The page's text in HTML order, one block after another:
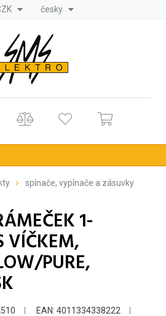
česky
spínače, vypínače a zásuvky
1-
VÍČKEM,
PURE,
EAN: 4011334338222